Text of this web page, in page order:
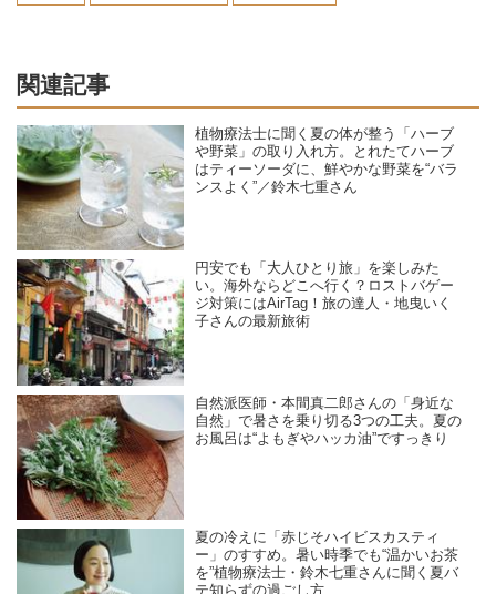
関連記事
植物療法士に聞く夏の体が整う「ハーブ
や野菜」の取り入れ方。とれたてハーブ
はティーソーダに、鮮やかな野菜を“バラ
ンスよく”／鈴木七重さん
円安でも「大人ひとり旅」を楽しみた
い。海外ならどこへ行く？ロストバゲー
ジ対策にはAirTag！旅の達人・地曳いく
子さんの最新旅術
自然派医師・本間真二郎さんの「身近な
自然」で暑さを乗り切る3つの工夫。夏の
お風呂は“よもぎやハッカ油”ですっきり
夏の冷えに「赤じそハイビスカスティ
ー」のすすめ。暑い時季でも“温かいお茶
を”植物療法士・鈴木七重さんに聞く夏バ
テ知らずの過ごし方